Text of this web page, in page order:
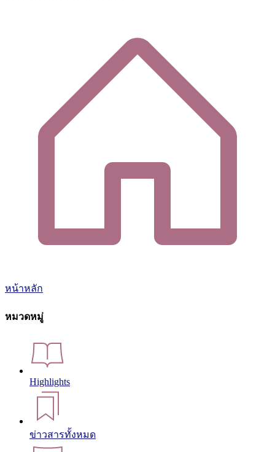
หน้าหลัก
หมวดหมู่
Highlights
ข่าวสารทั้งหมด